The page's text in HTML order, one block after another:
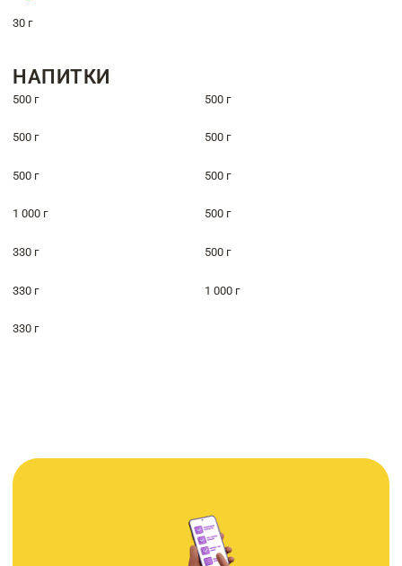
30 г
НАПИТКИ
500 г 500 г
500 г 500 г
500 г 500 г
1 000 г 500 г
330 г 500 г
330 г 1 000 г
330 г